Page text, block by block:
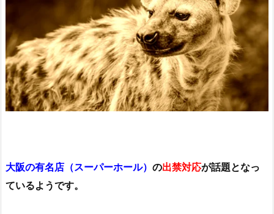
大阪の有名店（スーパーホール） の出禁対応が話題となっ
ているようです。